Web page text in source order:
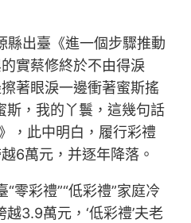
縣出臺《進一個步驟推動
實蔡修終於不由得淚
著眼淚一邊衝著蜜斯搖
斯，我的丫鬟，這幾句話
，此中明白，履行彩禮
6萬元，并逐年降落。
零彩禮”“低彩禮”家庭冷
3.9萬元，‘低彩禮’夫老